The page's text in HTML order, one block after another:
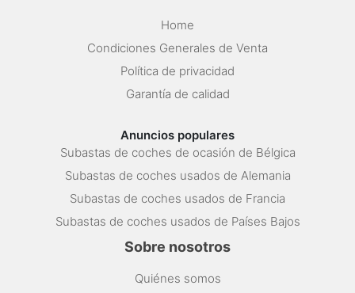
Home
Condiciones Generales de Venta
Política de privacidad
Garantía de calidad
Anuncios populares
Subastas de coches de ocasión de Bélgica
Subastas de coches usados de Alemania
Subastas de coches usados de Francia
Subastas de coches usados de Países Bajos
Sobre nosotros
Quiénes somos